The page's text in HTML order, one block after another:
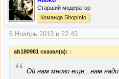
Старший модератор
Команда ShopInfo
6 Ноябрь 2013 в 22:43
ab180981 сказал(а): ↑
“ Ой нам много еще...нам надо